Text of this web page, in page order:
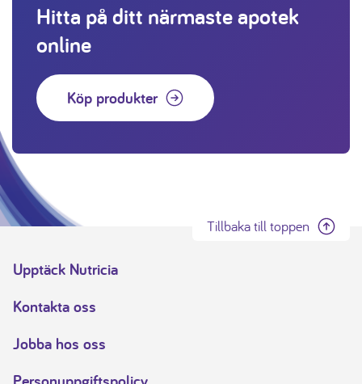
Hitta på ditt närmaste apotek
online
Köp produkter
Tillbaka till toppen
Upptäck Nutricia
Kontakta oss
Jobba hos oss